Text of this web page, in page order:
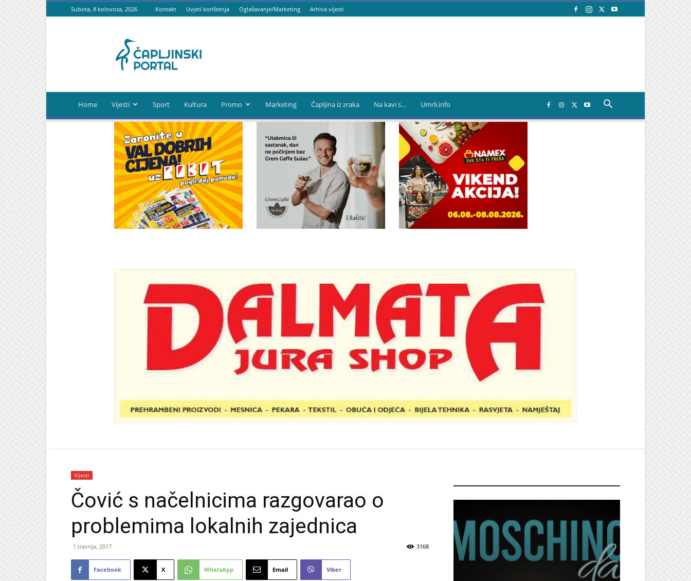
Subota, 8 kolovoza, 2026 Kontakt Uvjeti korištenja Oglašavanje/Marketing Arhiva vijesti
portal
Home Vijesti Sport Kultura Promo Marketing Čapljina iz zraka Na kavi s… Umrli.info
Vijesti
Čović s načelnicima razgovarao o
problemima lokalnih zajednica
1 travnja, 2017 3168
Facebook X WhatsApp Email Viber